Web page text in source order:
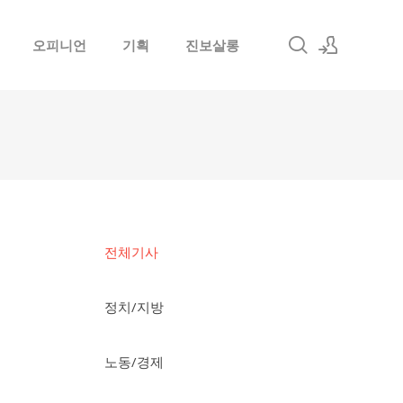
오피니언 기획 진보살롱
전체기사
정치/지방
노동/경제